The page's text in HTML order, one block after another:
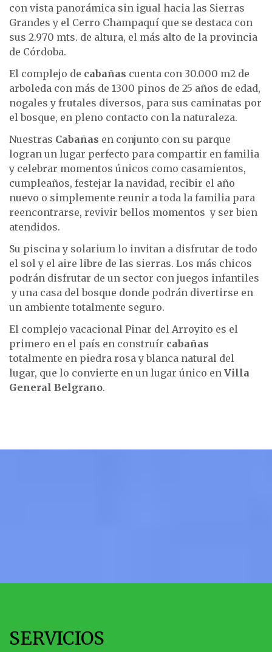
con vista panorámica sin igual hacia las Sierras
Grandes y el Cerro Champaquí que se destaca con
sus 2.970 mts. de altura, el más alto de la provincia
de Córdoba.
El complejo de cabañas cuenta con 30.000 m2 de
arboleda con más de 1300 pinos de 25 años de edad,
nogales y frutales diversos, para sus caminatas por
el bosque, en pleno contacto con la naturaleza.
Nuestras Cabañas en conjunto con su parque
logran un lugar perfecto para compartir en familia
y celebrar momentos únicos como casamientos,
cumpleaños, festejar la navidad, recibir el año
nuevo o simplemente reunir a toda la familia para
reencontrarse, revivir bellos momentos y ser bien
atendidos.
Su piscina y solarium lo invitan a disfrutar de todo
el sol y el aire libre de las sierras. Los más chicos
podrán disfrutar de un sector con juegos infantiles
y una casa del bosque donde podrán divertirse en
un ambiente totalmente seguro.
El complejo vacacional Pinar del Arroyito es el
primero en el país en construír cabañas
totalmente en piedra rosa y blanca natural del
lugar, que lo convierte en un lugar único en Villa
General Belgrano.
SERVICIOS